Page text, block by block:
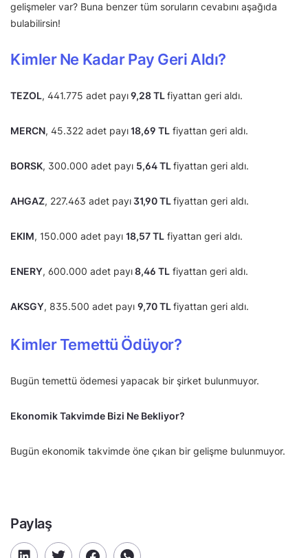
gelişmeler var? Buna benzer tüm soruların cevabını aşağıda
bulabilirsin!
Kimler Ne Kadar Pay Geri Aldı?
TEZOL, 441.775 adet payı9,28 TLfiyattan geri aldı.
MERCN, 45.322 adet payı18,69 TL fiyattan geri aldı.
BORSK, 300.000 adet payı 5,64 TLfiyattan geri aldı.
AHGAZ, 227.463 adet payı31,90 TLfiyattan geri aldı.
EKIM, 150.000 adet payı 18,57 TL fiyattan geri aldı.
ENERY, 600.000 adet payı8,46 TL fiyattan geri aldı.
AKSGY, 835.500 adet payı 9,70 TLfiyattan geri aldı.
Kimler Temettü Ödüyor?
Bugün temettü ödemesi yapacak bir şirket bulunmuyor.
Ekonomik Takvimde Bizi Ne Bekliyor?
Bugün ekonomik takvimde öne çıkan bir gelişme bulunmuyor.
Paylaş